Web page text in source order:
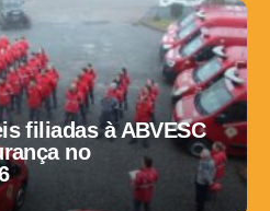
filiadas à ABVESC
no